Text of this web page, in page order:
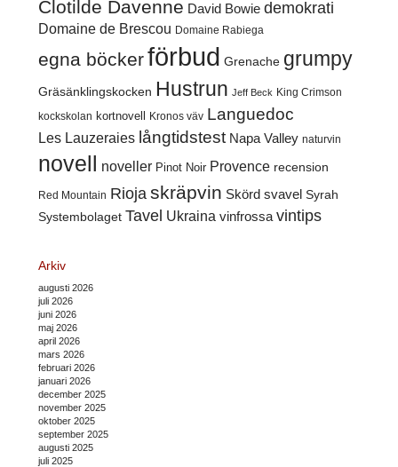
Clotilde Davenne David Bowie demokrati
Domaine de Brescou Domaine Rabiega
egna böckerförbud Grenache grumpy
Gräsänklingskocken Hustrun Jeff Beck King Crimson
kockskolan kortnovell Kronos väv Languedoc
Les Lauzeraies långtidstest Napa Valley naturvin
novell noveller Pinot Noir Provence recension
Red Mountain Rioja skräpvin Skörd svavel Syrah
Systembolaget Tavel Ukraina vinfrossa vintips
Arkiv
augusti 2026
juli 2026
juni 2026
maj 2026
april 2026
mars 2026
februari 2026
januari 2026
december 2025
november 2025
oktober 2025
september 2025
augusti 2025
juli 2025